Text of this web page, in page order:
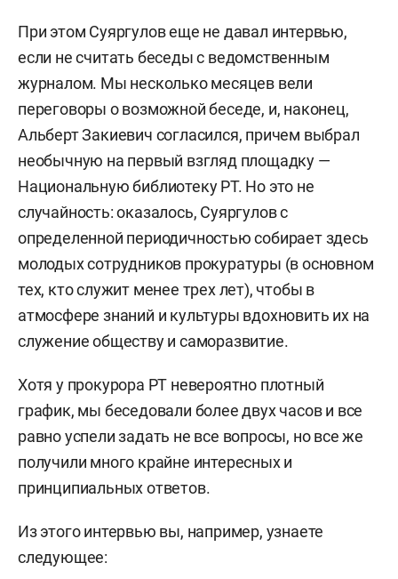
При этом Суяргулов еще не давал интервью,
если не считать беседы с ведомственным
журналом. Мы несколько месяцев вели
переговоры о возможной беседе, и, наконец,
Альберт Закиевич согласился, причем выбрал
необычную на первый взгляд площадку —
Национальную библиотеку РТ. Но это не
случайность: оказалось, Суяргулов с
определенной периодичностью собирает здесь
молодых сотрудников прокуратуры (в основном
тех, кто служит менее трех лет), чтобы в
атмосфере знаний и культуры вдохновить их на
служение обществу и саморазвитие.
Хотя у прокурора РТ невероятно плотный
график, мы беседовали более двух часов и все
равно успели задать не все вопросы, но все же
получили много крайне интересных и
принципиальных ответов.
Из этого интервью вы, например, узнаете
следующее: